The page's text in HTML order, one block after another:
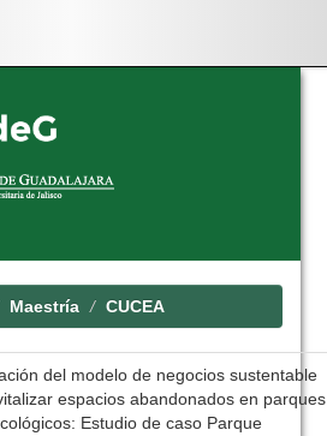
Maestría CUCEA
del modelo de negocios sustentable
espacios abandonados en parques
Estudio de caso Parque